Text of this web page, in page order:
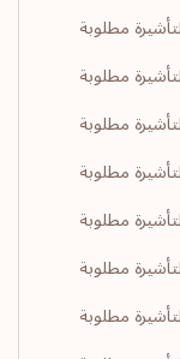
مطلوبة
مطلوبة
مطلوبة
مطلوبة
مطلوبة
مطلوبة
مطلوبة